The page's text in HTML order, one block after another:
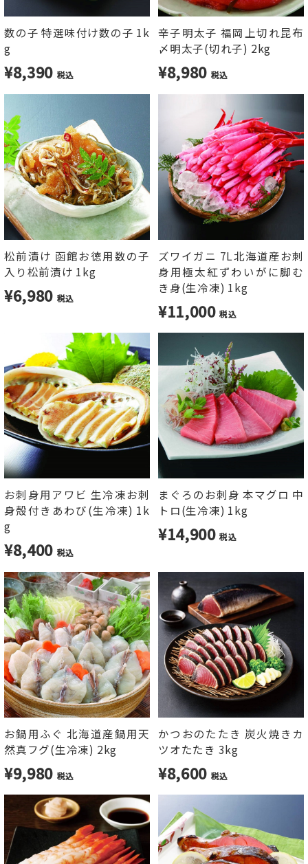
数の子 特選味付け数の子 1k
g
¥8,390 税込
辛子明太子 福岡上切れ昆布
〆明太子(切れ子) 2kg
¥8,980 税込
松前漬け 函館お徳用数の子
入り松前漬け 1kg
¥6,980 税込
ズワイガニ 7L北海道産お刺
身用極太紅ずわいがに脚む
き身(生冷凍) 1kg
¥11,000税込
お刺身用アワビ 生冷凍お刺
身殻付きあわび(生冷凍) 1k
g
¥8,400 税込
まぐろのお刺身 本マグロ 中
トロ(生冷凍) 1kg
¥14,900税込
お鍋用ふぐ 北海道産鍋用天
然真フグ(生冷凍) 2kg
¥9,980 税込
かつおのたたき 炭火焼きカ
ツオたたき 3kg
¥8,600 税込